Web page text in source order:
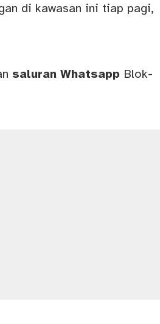
di kawasan ini tiap pagi,
saluran Whatsapp Blok-